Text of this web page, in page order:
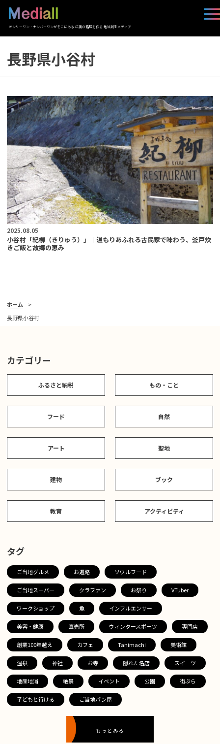
オンリーワン・ナンバーワンがそこにある 応援の循環を作る 地域創生メディア
長野県小谷村
2025.08.05
小谷村「紀柳（きりゅう）」｜温もりあふれる古民家で味わう、釜戸炊
きご飯と故郷の恵み
ホーム
長野県小谷村
カテゴリー
ふるさと納税 もの・こと
フード 自然
アート 聖地
建物 ブック
教育 アクティビティ
タグ
ご当地グルメ お遍路 ソウルフード
ご当地スーパー クラファン お祭り VTuber
ワークショップ 魚 インフルエンサー
美容・健康 直売所 ウィンタースポーツ 専門店
創業100年越え カフェ Tanimachi 美術館
温泉 神社 お寺 隠れた名店 スイーツ
地産地消 絶景 イベント 公園 街ぶら
子どもと行ける ご当地パン屋
もっとみる